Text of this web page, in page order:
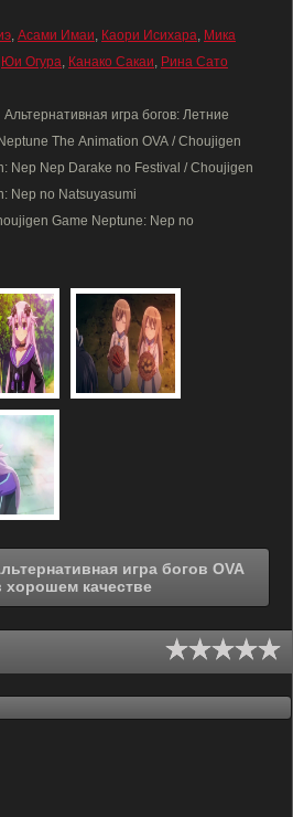
, Асами Имаи, Каори Исихара, Мика
Юи Огура, Канако Сакаи, Рина Сато
Альтернативная игра богов: Летние
The Animation OVA / Choujigen
Nep Nep Darake no Festival / Choujigen
Nep no Natsuyasumi
Game Neptune: Nep no
в хорошем качестве